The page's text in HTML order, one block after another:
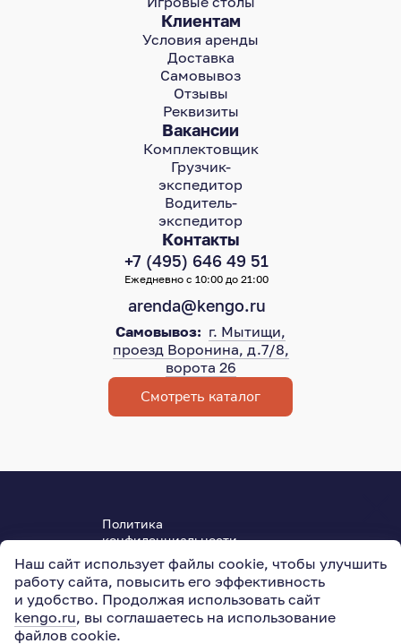
Наш сайт использует файлы cookie, чтобы улучшить
работу сайта, повысить его эффективность
и удобство. Продолжая использовать сайт
kengo.ru, вы соглашаетесь на использование
файлов cookie.
Контакты
+7 (495) 646 49 51
Ежедневно с 10:00 до 21:00
arenda@kengo.ru
Самовывоз: г. Мытищи,
проезд Воронина, д.7/8,
ворота 26
Смотреть каталог
Клиентам
Условия аренды
Доставка
Самовывоз
Отзывы
Реквизиты
Вакансии
Комплектовщик
Грузчик-
экспедитор
Водитель-
экспедитор
Политика
конфиденциальности
Пользовательское соглашение
ОГРН 315501800004950
127015,Москва,Новодмитровская ул., 5АС3